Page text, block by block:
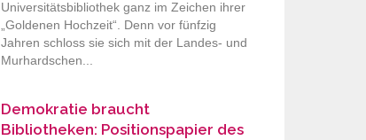
Universitätsbibliothek ganz im Zeichen ihrer
„Goldenen Hochzeit“. Denn vor fünfzig
Jahren schloss sie sich mit der Landes- und
Murhardschen...
Demokratie braucht
Bibliotheken: Positionspapier des